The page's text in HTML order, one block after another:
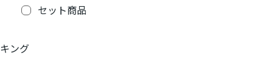
セット商品
キング